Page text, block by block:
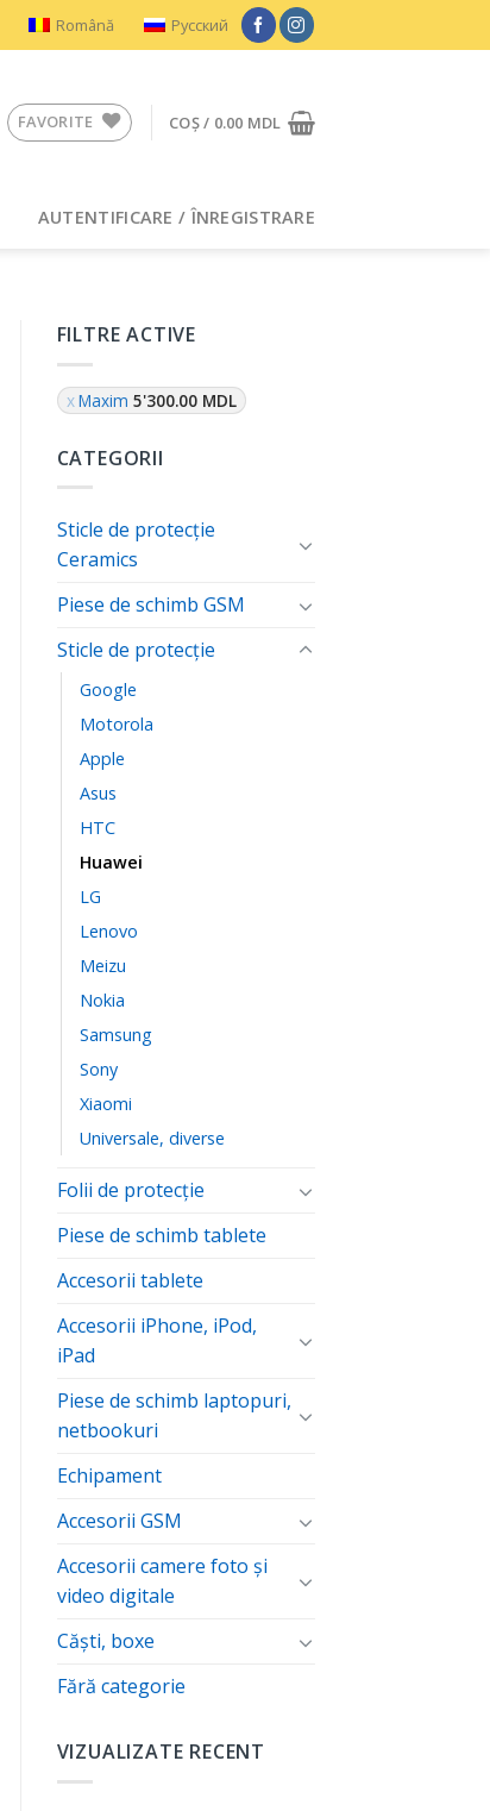
Română Русский
FAVORITE COȘ / 0.00 MDL
AUTENTIFICARE / ÎNREGISTRARE
FILTRE ACTIVE
Maxim 5'300.00 MDL
CATEGORII
Sticle de protecție
Ceramics
Piese de schimb GSM
Sticle de protecție
Google
Motorola
Apple
Asus
HTC
Huawei
LG
Lenovo
Meizu
Nokia
Samsung
Sony
Xiaomi
Universale, diverse
Folii de protecţie
Piese de schimb tablete
Accesorii tablete
Accesorii iPhone, iPod,
iPad
Piese de schimb laptopuri,
netbookuri
Echipament
Accesorii GSM
Accesorii camere foto şi
video digitale
Căști, boxe
Fără categorie
VIZUALIZATE RECENT